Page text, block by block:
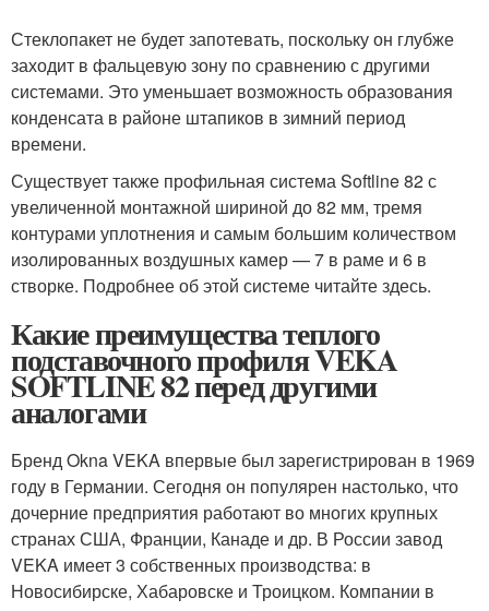
Стеклопакет не будет запотевать, поскольку он глубже
заходит в фальцевую зону по сравнению с другими
системами. Это уменьшает возможность образования
конденсата в районе штапиков в зимний период
времени.
Существует также профильная система Softline 82 с
увеличенной монтажной шириной до 82 мм, тремя
контурами уплотнения и самым большим количеством
изолированных воздушных камер — 7 в раме и 6 в
створке. Подробнее об этой системе читайте здесь.
Какие преимущества теплого
подставочного профиля VEKA
SOFTLINE 82 перед другими
аналогами
Бренд Okna VEKA впервые был зарегистрирован в 1969
году в Германии. Сегодня он популярен настолько, что
дочерние предприятия работают во многих крупных
странах США, Франции, Канаде и др. В России завод
VEKA имеет 3 собственных производства: в
Новосибирске, Хабаровске и Троицком. Компании в